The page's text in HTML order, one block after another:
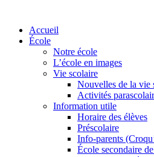
Accueil
École
Notre école
L’école en images
Vie scolaire
Nouvelles de la vie
Activités
Information utile
Horaire des élèves
Préscolaire
Info-parents
École secondaire